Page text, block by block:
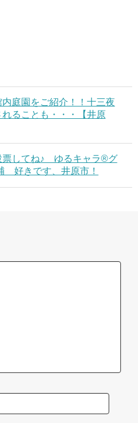
庭園をご紹介！！十三夜
ることも・・・【井原
票してね♪ ゆるキャラ®グ
好きです、井原市！